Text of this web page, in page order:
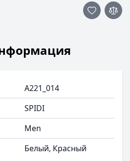
A221_014
SPIDI
Men
Белый, Красный